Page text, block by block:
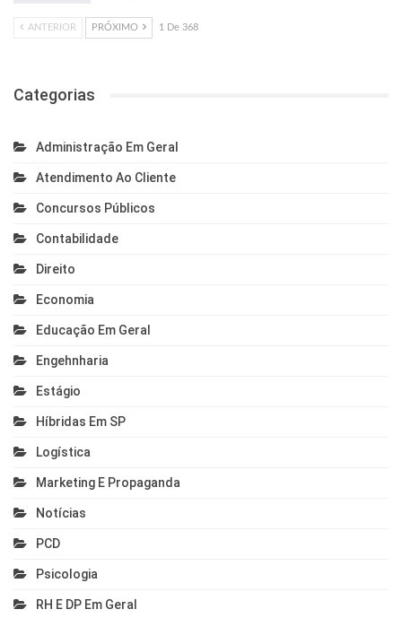
ANTERIOR PRÓXIMO 1 De 368
Categorias
Administração Em Geral
Atendimento Ao Cliente
Concursos Públicos
Contabilidade
Direito
Economia
Educação Em Geral
Engehnharia
Estágio
Híbridas Em SP
Logística
Marketing E Propaganda
Notícias
PCD
Psicologia
RH E DP Em Geral